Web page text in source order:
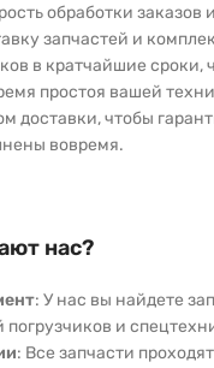
обработки заказов
запчастей и
в кратчайшие сроки,
простоя вашей
доставки, чтобы
вовремя.
нас?
: У нас вы найдете
и
: Все запчасти